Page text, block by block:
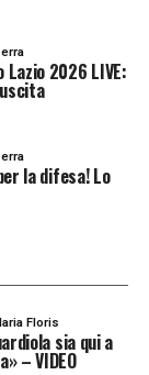
2026 LIVE:
la difesa! Lo
Floris
sia qui a
– VIDEO